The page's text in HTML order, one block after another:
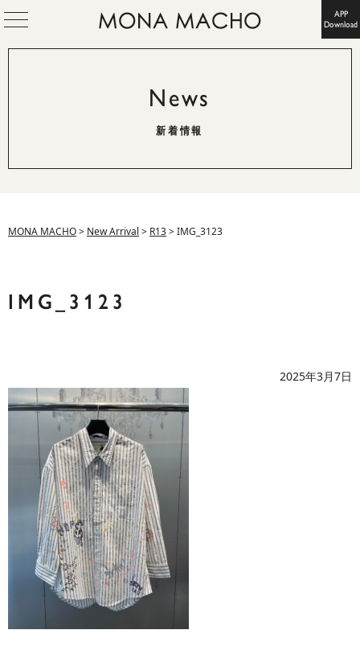
APP
Download
News
新着情報
MONA MACHO> New Arrival > R13>IMG_3123
IMG_3123
2025年3月7日